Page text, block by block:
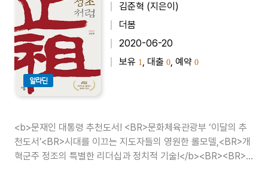
알라딘
김준혁 (지은이)
더봄
2020-06-20
보유 1 , 대출 0 , 예약 0
<b>문재인 대통령 추천도서! <BR>문화체육관광부 ‘이달의 추
천도서’<BR>시대를 이끄는 지도자들의 영원한 롤모델,<BR>개
혁군주 정조의 특별한 리더십과 정치적 기술!</b><BR><BR>